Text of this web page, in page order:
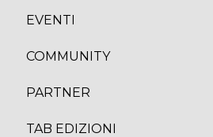
EVENTI
COMMUNITY
PARTNER
TAB EDIZIONI